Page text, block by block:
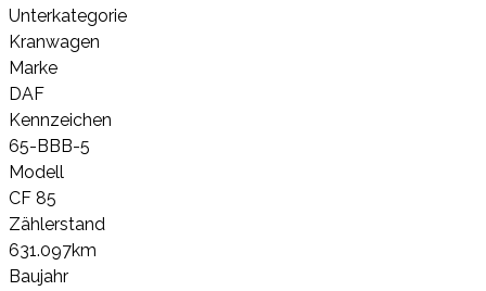
Unterkategorie
Kranwagen
Marke
DAF
Kennzeichen
65-BBB-5
Modell
CF 85
Zählerstand
631.097km
Baujahr